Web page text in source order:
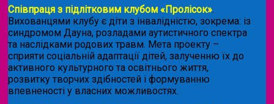
Співпраця з підлітковим клубом «Пролісок».
Вихованцями клубу є діти з інвалідністю, зокрема: із
синдромом Дауна, розладами аутистичного спектра
та наслідками родових травм. Мета проекту –
сприяти соціальній адаптації дітей, залученню їх до
активного культурного та освітнього життя,
розвитку творчих здібностей і формуванню
впевненості у власних можливостях.